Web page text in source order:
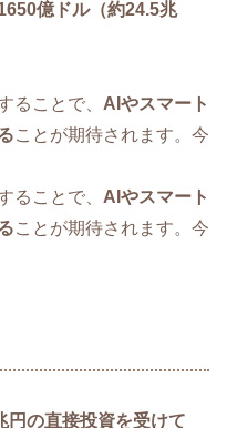
億ドル（約24.5兆
ることで、 AIやスマート
ことが期待されます。今
ることで、 AIやスマート
ことが期待されます。今
円の直接投資を受けて